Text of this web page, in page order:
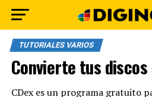
TUTORIALES VARIOS
Convierte tus discos
CDex es un programa gratuito